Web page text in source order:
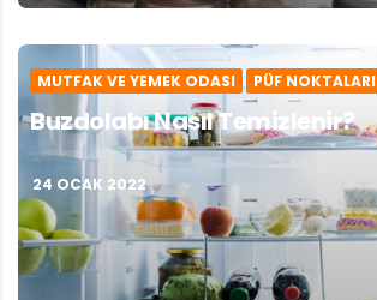
MUTFAK VE YEMEK ODASI PÜF NOKTALARI
Buzdolabı Nasıl Temizlenir?
24 OCAK 2022